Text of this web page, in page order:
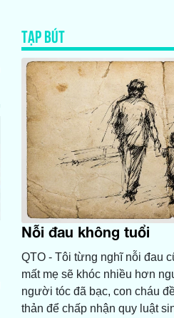
TẠP BÚT
Nỗi đau không tuổi
QTO - Tôi từng nghĩ nỗi đau
mất mẹ sẽ khóc nhiều hơn
người tóc đã bạc, con cháu
thản để chấp nhận quy luật